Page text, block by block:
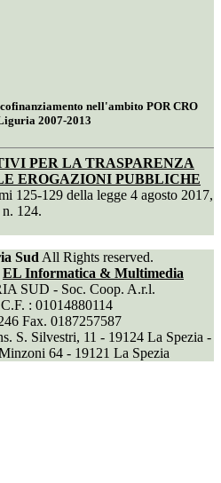
nell'ambito POR CRO
2007-2013
PER LA TRASPARENZA
EROGAZIONI PUBBLICHE
125-129 della legge 4 agosto 2017,
n. 124.
Sud All Rights reserved.
EL Informatica & Multimedia
SUD - Soc. Coop. A.r.l.
: 01014880114
Fax. 0187257587
S. Silvestri, 11 - 19124 La Spezia -
64 - 19121 La Spezia